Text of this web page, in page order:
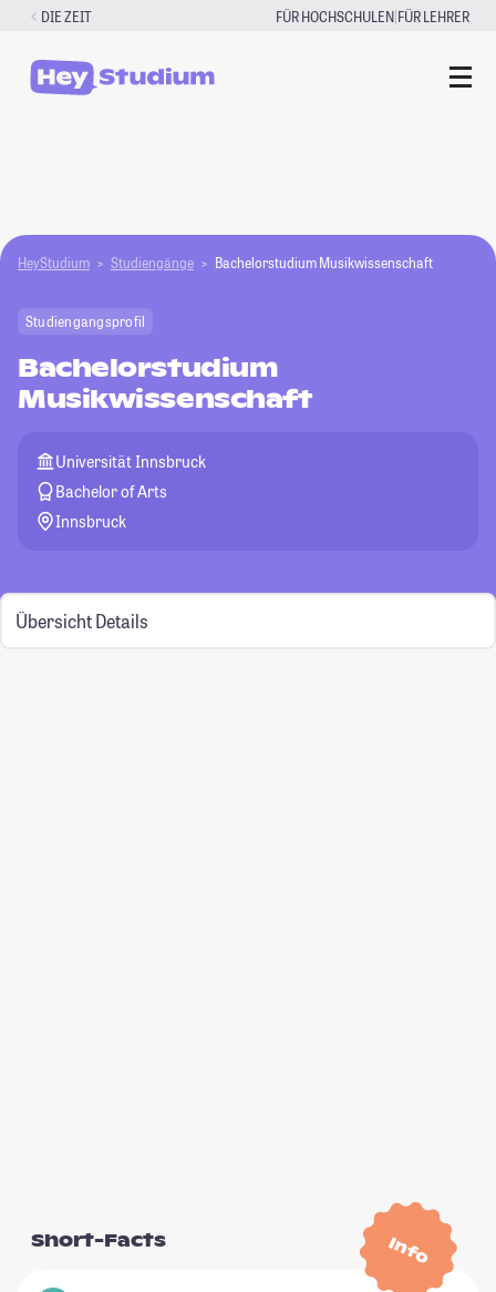
Zum
springen
DIE ZEIT FÜR HOCHSCHULEN|FÜR LEHRER
HeyStudium Studiengänge Bachelorstudium Musikwissenschaft
Studiengangsprofil
Bachelorstudium
Musikwissenschaft
Universität Innsbruck
Bachelor of Arts
Innsbruck
Übersicht Details
Info
Short-Facts